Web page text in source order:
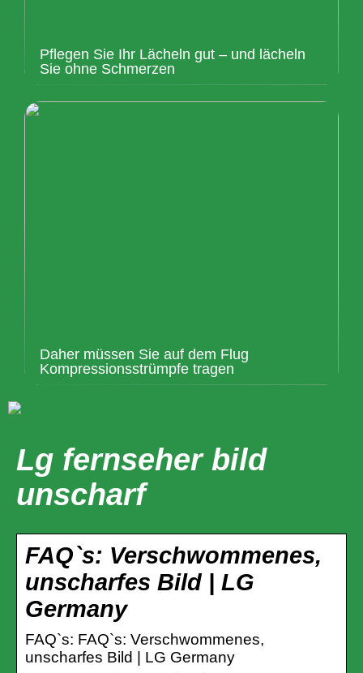
Pflegen Sie Ihr Lächeln gut – und lächeln
Sie ohne Schmerzen
Daher müssen Sie auf dem Flug
Kompressionsstrümpfe tragen
Lg fernseher bild
unscharf
FAQ`s: Verschwommenes,
unscharfes Bild | LG
Germany
FAQ`s: FAQ`s: Verschwommenes,
unscharfes Bild | LG Germany